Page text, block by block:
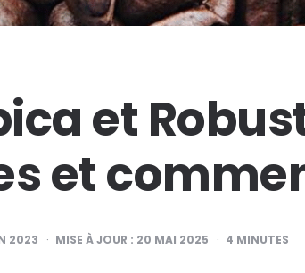
et
et
2023 MISE À JOUR : 20 MAI 2025 4 MINUTES